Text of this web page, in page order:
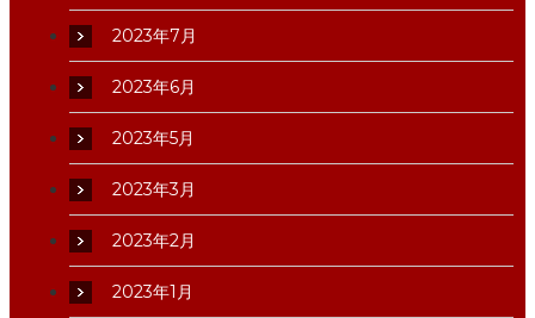
2023年7月
2023年6月
2023年5月
2023年3月
2023年2月
2023年1月